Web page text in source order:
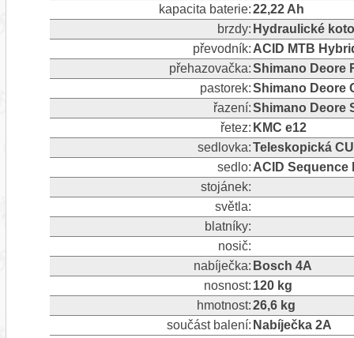
kapacita baterie:22,22 Ah
brzdy: Hydraulické
převodník: ACID MTB
přehazovačka:Shimano Deore
pastorek:Shimano Deore
řazení:Shimano Deore
řetez: KMC e12
sedlovka:Teleskopická
sedlo: ACID Sequence
stojánek:
světla:
blatníky:
nosič:
nabíječka: Bosch 4A
nosnost: 120 kg
hmotnost:26,6 kg
součást balení: Nabíječka 2A